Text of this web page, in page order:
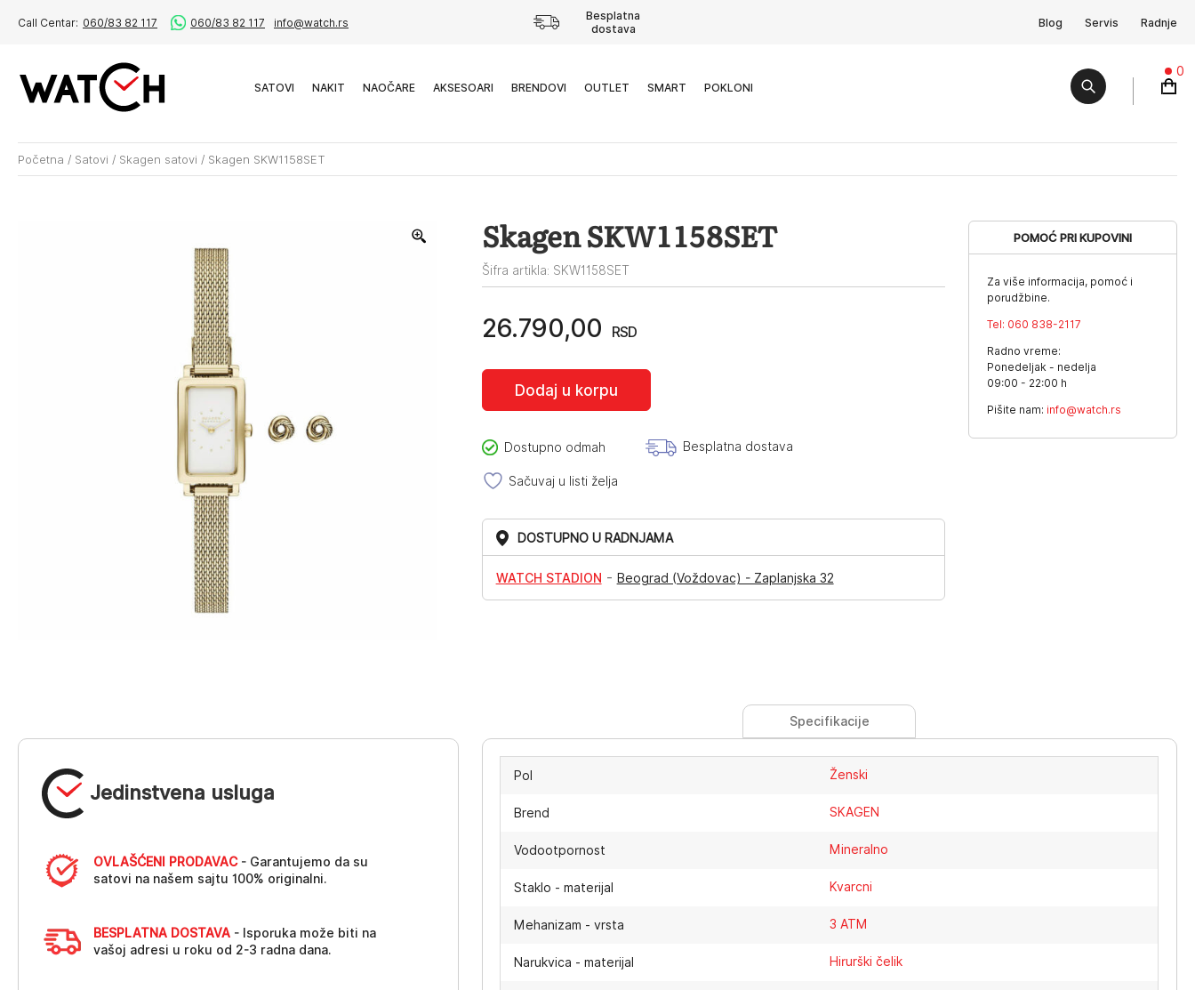
Call Centar: 060/83 82 117 060/83 82 117 info@watch.rs
Besplatna
dostava
Blog Servis Radnje
SATOVI NAKIT NAOČARE AKSESOARI BRENDOVI OUTLET SMART POKLONI
0
Početna / Satovi / Skagen satovi / Skagen SKW1158SET
Skagen SKW1158SET
Šifra artikla: SKW1158SET
26.790,00 RSD
Dodaj u korpu
Dostupno odmah Besplatna dostava
Sačuvaj u listi želja
DOSTUPNO U RADNJAMA
WATCH STADION - Beograd (Voždovac) - Zaplanjska 32
POMOĆ PRI KUPOVINI
Za više informacija, pomoć i
porudžbine.
Tel: 060 838-2117
Radno vreme:
Ponedeljak - nedelja
09:00 - 22:00 h
Pišite nam: info@watch.rs
Jedinstvena usluga
OVLAŠĆENI PRODAVAC- Garantujemo da su
satovi na našem sajtu 100% originalni.
BESPLATNA DOSTAVA - Isporuka može biti na
vašoj adresi u roku od 2-3 radna dana.
Specifikacije
Pol Ženski
Brend SKAGEN
Vodootpornost Mineralno
Staklo - materijal Kvarcni
Mehanizam - vrsta 3 ATM
Narukvica - materijal Hirurški čelik